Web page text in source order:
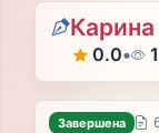
0.0•
Завершена